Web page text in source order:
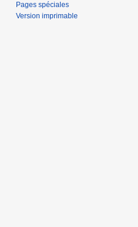
Pages spéciales
Version imprimable